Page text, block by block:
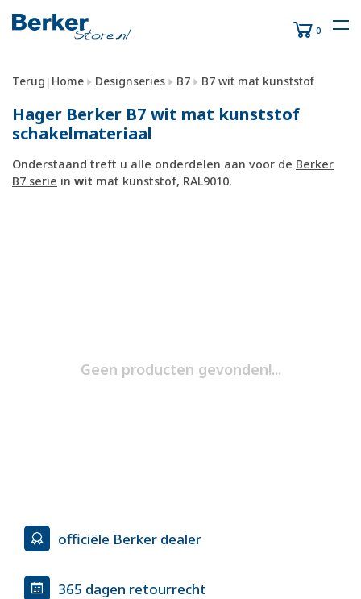
0
Terug | Home Designseries B7 B7 wit mat kunststof
Hager Berker B7 wit mat kunststof
schakelmateriaal
Onderstaand treft u alle onderdelen aan voor de Berker
B7 serie in wit mat kunststof, RAL9010.
Geen producten gevonden!...
officiële Berker dealer
365 dagen retourrecht